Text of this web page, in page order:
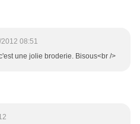
08:51
une jolie broderie. Bisous<br />